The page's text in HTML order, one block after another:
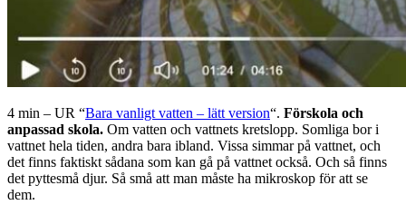
4 min – UR “Bara vanligt vatten – lätt version“. Förskola och
anpassad skola. Om vatten och vattnets kretslopp. Somliga bor i
vattnet hela tiden, andra bara ibland. Vissa simmar på vattnet, och
det finns faktiskt sådana som kan gå på vattnet också. Och så finns
det pyttesmå djur. Så små att man måste ha mikroskop för att se
dem.